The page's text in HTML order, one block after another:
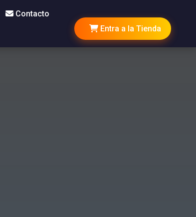
Contacto
Entra a la Tienda